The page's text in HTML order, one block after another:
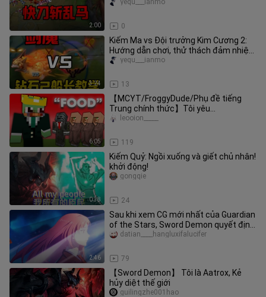
2:00 0
yequ___ianmo
3:24
Kiếm Ma vs Đội trưởng Kim Cương 2:
Hướng dẫn chơi, thử thách đảm nhiệm
cả năm vị trí chỉ với Kiếm Ma
13
yequ___ianmo
6:05
【MCYT/FroggyDude/Phụ đề tiếng
Trung chính thức】Tôi yêu
MINECRAFT MANHUNT【Hơi đáng
119
leooion_____
0:38
Kiếm Quỷ: Ngồi xuống và giết chủ nhân!
khởi động!
24
gongqie
2:46
Sau khi xem CG mới nhất của Guardian
of the Stars, Sword Demon quyết định
giải cứu thế giới? !
79
datian____hangluxifalucifer
【Sword Demon】 Tôi là Aatrox, Kẻ
hủy diệt thế giới
guilingzhe001hao